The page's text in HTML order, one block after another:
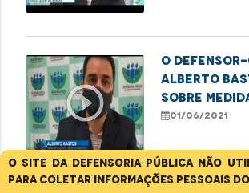
O site da Defensoria Pública não
para coletar informações pessoais
play_circle_outline
O
Alberto
sobre
restritivas
pandemia
01/06/2021